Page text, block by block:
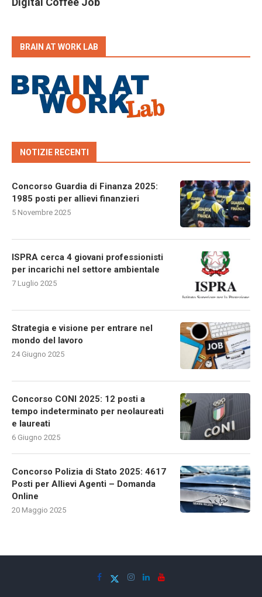
BRAIN AT WORK LAB
NOTIZIE RECENTI
Concorso Guardia di Finanza 2025:
1985 posti per allievi finanzieri
5 Novembre 2025
ISPRA cerca 4 giovani professionisti
per incarichi nel settore ambientale
7 Luglio 2025
Strategia e visione per entrare nel
mondo del lavoro
24 Giugno 2025
Concorso CONI 2025: 12 posti a
tempo indeterminato per neolaureati
e laureati
6 Giugno 2025
Concorso Polizia di Stato 2025: 4617
Posti per Allievi Agenti – Domanda
Online
20 Maggio 2025